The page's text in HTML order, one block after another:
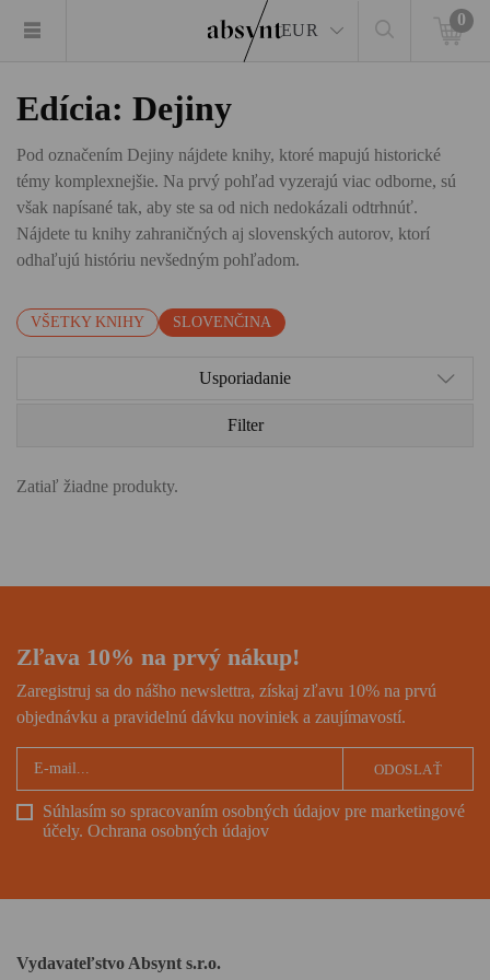
EUR
0
Edícia: Dejiny
Pod označením Dejiny nájdete knihy, ktoré mapujú historické
témy komplexnejšie. Na prvý pohľad vyzerajú viac odborne, sú
však napísané tak, aby ste sa od nich nedokázali odtrhnúť.
Nájdete tu knihy zahraničných aj slovenských autorov, ktorí
odhaľujú históriu nevšedným pohľadom.
VŠETKY KNIHY SLOVENČINA
Usporiadanie
Filter
Zatiaľ žiadne produkty.
Zľava 10% na prvý nákup!
Zaregistruj sa do nášho newslettra, získaj zľavu 10% na prvú
objednávku a pravidelnú dávku noviniek a zaujímavostí.
Súhlasím so spracovaním osobných údajov pre marketingové
účely. Ochrana osobných údajov
ODOSLAŤ
Vydavateľstvo Absynt s.r.o.